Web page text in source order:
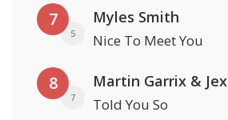
7
5
Myles Smith
Nice To Meet You
8
7
Martin Garrix & Jex
Told You So